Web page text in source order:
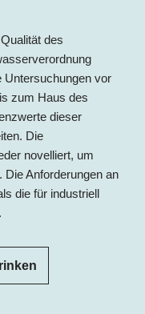
des
Untersuchungen vor
zum Haus des
dieser
Die
novelliert, um
Anforderungen an
die für industriell